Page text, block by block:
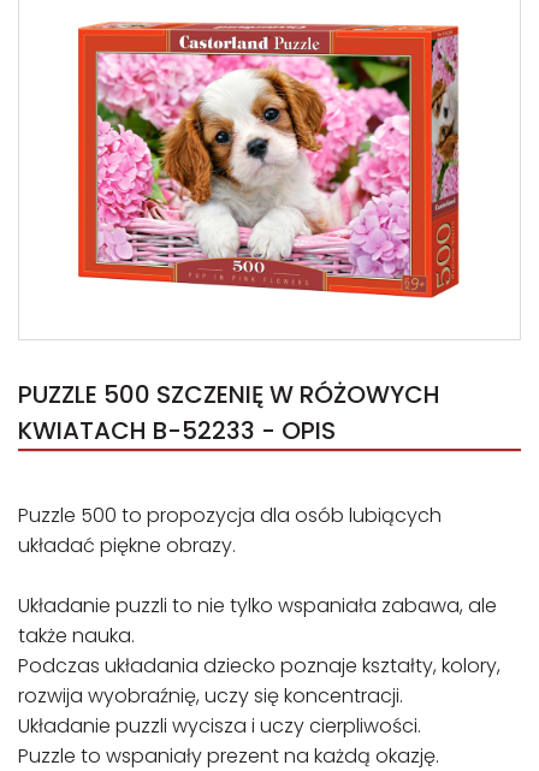
PUZZLE 500 SZCZENIĘ W RÓŻOWYCH
KWIATACH B-52233 - OPIS
Puzzle 500 to propozycja dla osób lubiących
układać piękne obrazy.
Układanie puzzli to nie tylko wspaniała zabawa, ale
także nauka.
Podczas układania dziecko poznaje kształty, kolory,
rozwija wyobraźnię, uczy się koncentracji.
Układanie puzzli wycisza i uczy cierpliwości.
Puzzle to wspaniały prezent na każdą okazję.